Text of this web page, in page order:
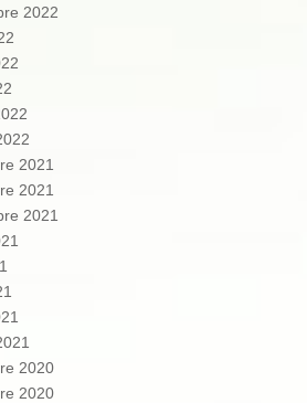
2022
2021
2021
2021
2020
2020